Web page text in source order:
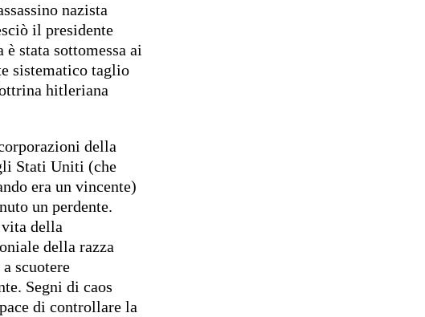
nazista
il presidente
stata sottomessa ai
sistematico taglio
hitleriana
della
Stati Uniti (che
era un vincente)
un perdente.
della
della razza
scuotere
Segni di caos
di controllare la